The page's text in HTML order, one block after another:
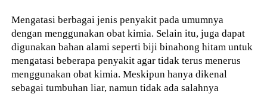
Mengatasi berbagai jenis penyakit pada umumnya
dengan menggunakan obat kimia. Selain itu, juga dapat
digunakan bahan alami seperti biji binahong hitam untuk
mengatasi beberapa penyakit agar tidak terus menerus
menggunakan obat kimia. Meskipun hanya dikenal
sebagai tumbuhan liar, namun tidak ada salahnya